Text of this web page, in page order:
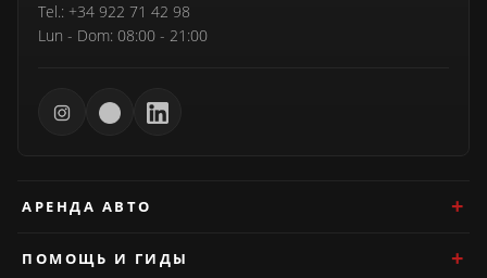
Tel.: +34 922 71 42 98
Lun - Dom: 08:00 - 21:00
АРЕНДА АВТО
ПОМОЩЬ И ГИДЫ